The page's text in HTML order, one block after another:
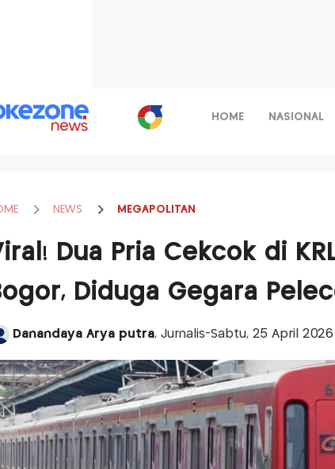
HOME NASIONAL
NEWS MEGAPOLITAN
Dua Pria Cekcok di
Diduga Gegara
Danandaya Arya putra, Jurnalis-Sabtu, 25 April 2026